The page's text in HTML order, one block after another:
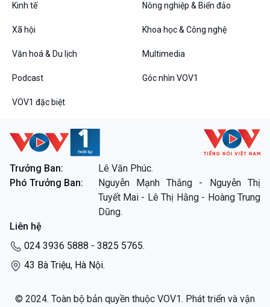
Kinh tế Nông nghiệp & Biển đảo
Xã hội Khoa học & Công nghệ
Văn hoá & Du lịch Multimedia
Podcast Góc nhìn VOV1
VOV1 đặc biệt
Trưởng Ban:
Lê Văn Phúc.
Phó Trưởng Ban:
Nguyễn Mạnh Thắng - Nguyễn Thị
Tuyết Mai - Lê Thị Hằng - Hoàng Trung
Dũng.
Liên hệ
024 3936 5888 - 3825 5765.
43 Bà Triệu, Hà Nội.
© 2024. Toàn bộ bản quyền thuộc VOV1. Phát triển và vận